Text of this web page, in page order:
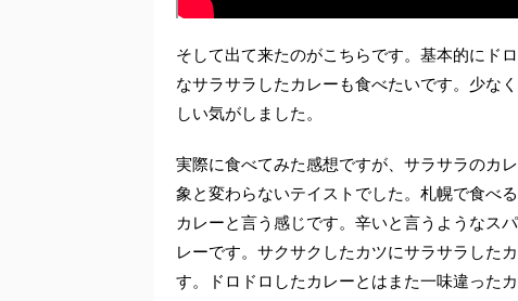
そして出て来たのがこちらです。基本的にド
なサラサラしたカレーも食べたいです。少な
しい気がしました。
実際に食べてみた感想ですが、サラサラのカ
象と変わらないテイストでした。札幌で食べ
カレーと言う感じです。辛いと言うようなス
レーです。サクサクしたカツにサラサラした
す。ドロドロしたカレーとはまた一味違った